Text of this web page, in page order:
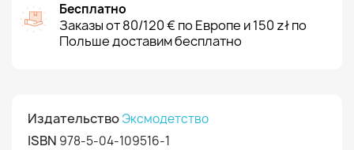
Бесплатно
Заказы от 80/120 € по Европе и 150 zł по
Польше доставим бесплатно
ИздательствоЭксмодетство
ISBN 978-5-04-109516-1